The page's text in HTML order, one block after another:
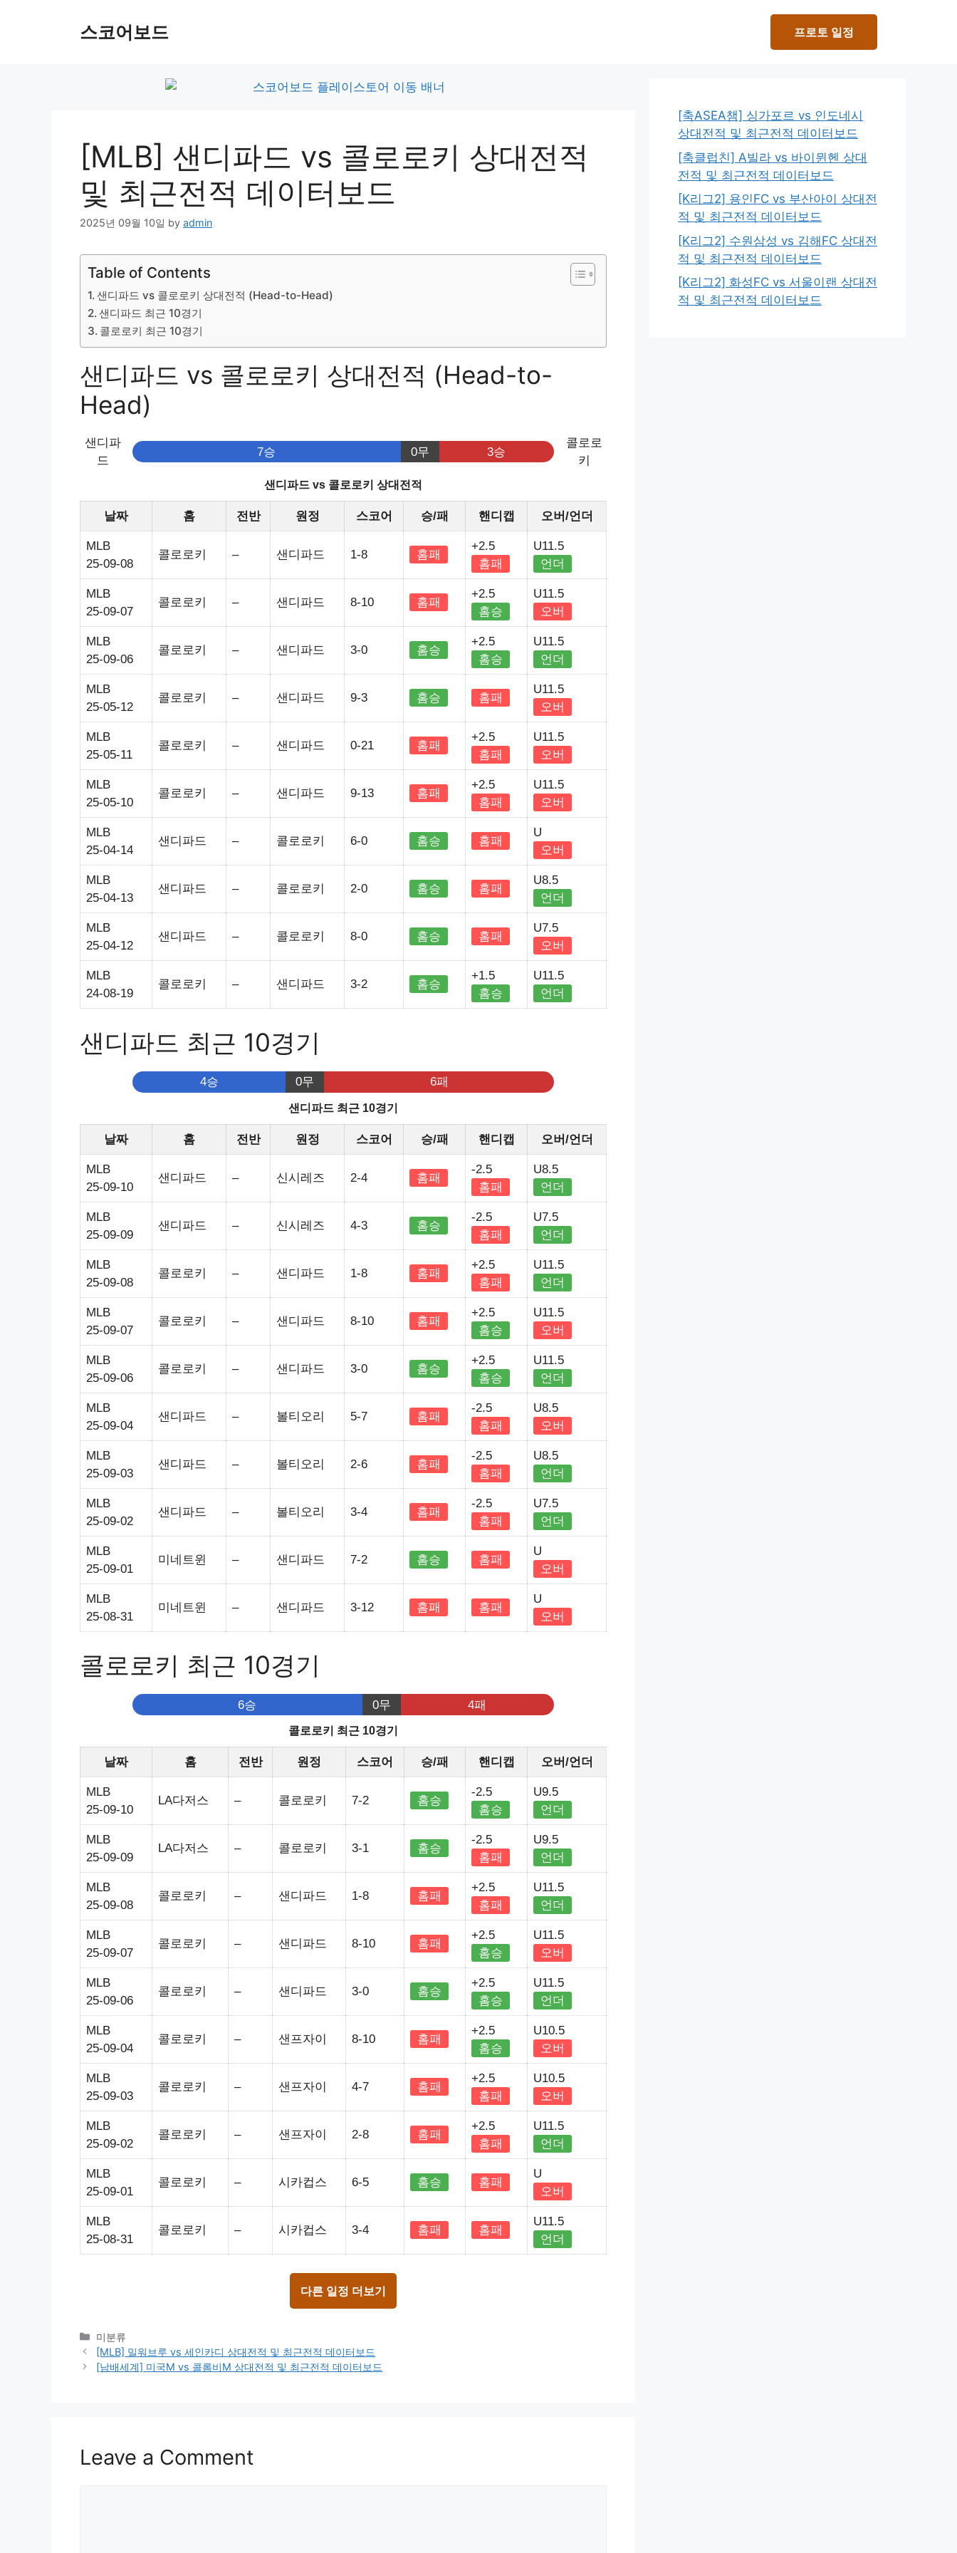
스코어보드 프로토 일정
[MLB] 샌디파드 vs 콜로로키 상대전적
및 최근전적 데이터보드
2025년 09월 10일 by admin
Table of Contents
샌디파드 vs 콜로로키 상대전적 (Head-to-Head)
샌디파드 최근 10경기
콜로로키 최근 10경기
샌디파드 vs 콜로로키 상대전적 (Head-to-
Head)
샌디파
드
7승 0무 3승
콜로로
키
샌디파드 vs 콜로로키 상대전적
날짜 홈 전반 원정 스코어 승/패 핸디캡 오버/언더
MLB
25-09-08
콜로로키 – 샌디파드 1-8 홈패
+2.5
홈패
U11.5
언더
MLB
25-09-07
콜로로키 – 샌디파드 8-10 홈패
+2.5
홈승
U11.5
오버
MLB
25-09-06
콜로로키 – 샌디파드 3-0 홈승
+2.5
홈승
U11.5
언더
MLB
25-05-12
콜로로키 – 샌디파드 9-3 홈승 홈패
U11.5
오버
MLB
25-05-11
콜로로키 – 샌디파드 0-21 홈패
+2.5
홈패
U11.5
오버
MLB
25-05-10
콜로로키 – 샌디파드 9-13 홈패
+2.5
홈패
U11.5
오버
MLB
25-04-14
샌디파드 – 콜로로키 6-0 홈승 홈패
U
오버
MLB
25-04-13
샌디파드 – 콜로로키 2-0 홈승 홈패
U8.5
언더
MLB
25-04-12
샌디파드 – 콜로로키 8-0 홈승 홈패
U7.5
오버
MLB
24-08-19
콜로로키 – 샌디파드 3-2 홈승
+1.5
홈승
U11.5
언더
샌디파드 최근 10경기
4승 0무 6패
샌디파드 최근 10경기
날짜 홈 전반 원정 스코어 승/패 핸디캡 오버/언더
MLB
25-09-10
샌디파드 – 신시레즈 2-4 홈패
-2.5
홈패
U8.5
언더
MLB
25-09-09
샌디파드 – 신시레즈 4-3 홈승
-2.5
홈패
U7.5
언더
MLB
25-09-08
콜로로키 – 샌디파드 1-8 홈패
+2.5
홈패
U11.5
언더
MLB
25-09-07
콜로로키 – 샌디파드 8-10 홈패
+2.5
홈승
U11.5
오버
MLB
25-09-06
콜로로키 – 샌디파드 3-0 홈승
+2.5
홈승
U11.5
언더
MLB
25-09-04
샌디파드 – 볼티오리 5-7 홈패
-2.5
홈패
U8.5
오버
MLB
25-09-03
샌디파드 – 볼티오리 2-6 홈패
-2.5
홈패
U8.5
언더
MLB
25-09-02
샌디파드 – 볼티오리 3-4 홈패
-2.5
홈패
U7.5
언더
MLB
25-09-01
미네트윈 – 샌디파드 7-2 홈승 홈패
U
오버
MLB
25-08-31
미네트윈 – 샌디파드 3-12 홈패 홈패
U
오버
콜로로키 최근 10경기
6승 0무 4패
콜로로키 최근 10경기
날짜 홈 전반 원정 스코어 승/패 핸디캡 오버/언더
MLB
25-09-10
LA다저스 – 콜로로키 7-2 홈승
-2.5
홈승
U9.5
언더
MLB
25-09-09
LA다저스 – 콜로로키 3-1 홈승
-2.5
홈패
U9.5
언더
MLB
25-09-08
콜로로키 – 샌디파드 1-8 홈패
+2.5
홈패
U11.5
언더
MLB
25-09-07
콜로로키 – 샌디파드 8-10 홈패
+2.5
홈승
U11.5
오버
MLB
25-09-06
콜로로키 – 샌디파드 3-0 홈승
+2.5
홈승
U11.5
언더
MLB
25-09-04
콜로로키 – 샌프자이 8-10 홈패
+2.5
홈승
U10.5
오버
MLB
25-09-03
콜로로키 – 샌프자이 4-7 홈패
+2.5
홈패
U10.5
오버
MLB
25-09-02
콜로로키 – 샌프자이 2-8 홈패
+2.5
홈패
U11.5
언더
MLB
25-09-01
콜로로키 – 시카컵스 6-5 홈승 홈패
U
오버
MLB
25-08-31
콜로로키 – 시카컵스 3-4 홈패 홈패
U11.5
언더
다른 일정 더보기
Categories
미분류
[MLB] 밀워브루 vs 세인카디 상대전적 및 최근전적 데이터보드
[남배세계] 미국M vs 콜롬비M 상대전적 및 최근전적 데이터보드
Leave a Comment
[축ASEA챔] 싱가포르 vs 인도네시
상대전적 및 최근전적 데이터보드
[축클럽친] A빌라 vs 바이뮌헨 상대
전적 및 최근전적 데이터보드
[K리그2] 용인FC vs 부산아이 상대전
적 및 최근전적 데이터보드
[K리그2] 수원삼성 vs 김해FC 상대전
적 및 최근전적 데이터보드
[K리그2] 화성FC vs 서울이랜 상대전
적 및 최근전적 데이터보드